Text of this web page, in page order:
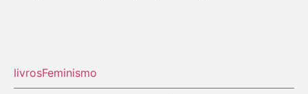
livrosFeminismo